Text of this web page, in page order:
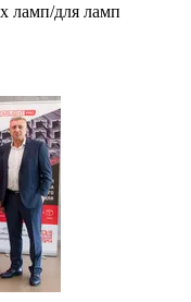
ламп/для ламп